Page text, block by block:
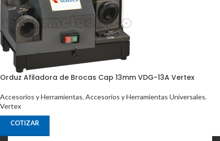
Orduz Afiladora de Brocas Cap 13mm VDG-13A Vertex
Accesorios y Herramientas, Accesorios y Herramientas Universales,
Vertex
COTIZAR